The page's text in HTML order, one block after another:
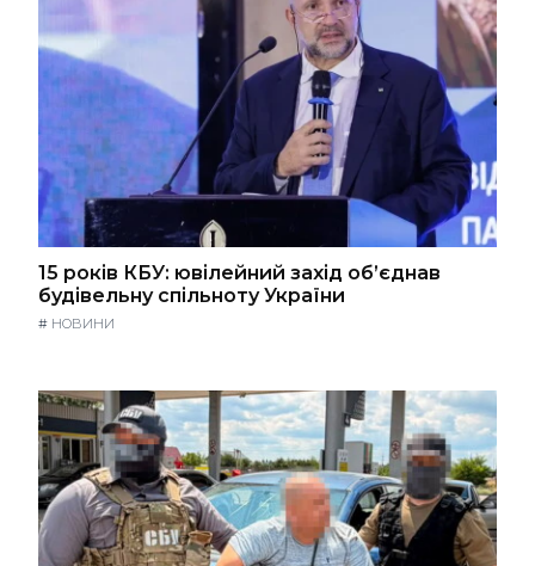
15 років КБУ: ювілейний захід об’єднав
будівельну спільноту України
# НОВИНИ